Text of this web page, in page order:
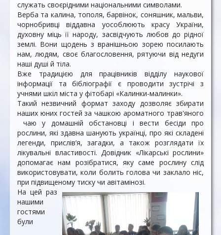
служать своєрідними національними символами.
Верба та калина, тополя, барвінок, соняшник, мальви,
чорнобривці віддавна уособлюють красу України,
духовну міць її народу, засвідчують любов до рідної
землі. Вони щодень з вранішньою зорею посилають
нам, людям, своє благословення, рятуючи від недуги
наші душі й тіла.
Вже традицією для працівників відділу наукової
інформації та бібліографії є проводити зустрічі з
учнями шкіл міста у фітобарі «Калинки-малинки».
Такий незвичний формат заходу дозволяє збирати
наших юних гостей за чашкою ароматного трав'яного
чаю у домашній обстановці і вести бесіди про
рослини, які здавна шанують українці, про які складені
легенди, прислів’я, загадки, а також розглядати їх
лікувальні властивості. Довідник «Лікарські рослини»
допомагає нам розібратися, яку саме рослину слід
використовувати, коли болить голова чи заклало ніс,
при підвищеному тиску чи авітамінозі.
На цей раз
нашими
гостями
були